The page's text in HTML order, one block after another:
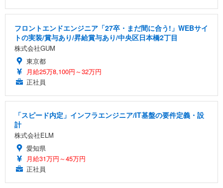
フロントエンドエンジニア「27卒・まだ間に合う!」WEBサイ
トの実装/賞与あり/昇給賞与あり/中央区日本橋2丁目
株式会社GUM
東京都
月給25万8,100円～32万円
正社員
「スピード内定」インフラエンジニア/IT基盤の要件定義・設
計
株式会社ELM
愛知県
月給31万円～45万円
正社員